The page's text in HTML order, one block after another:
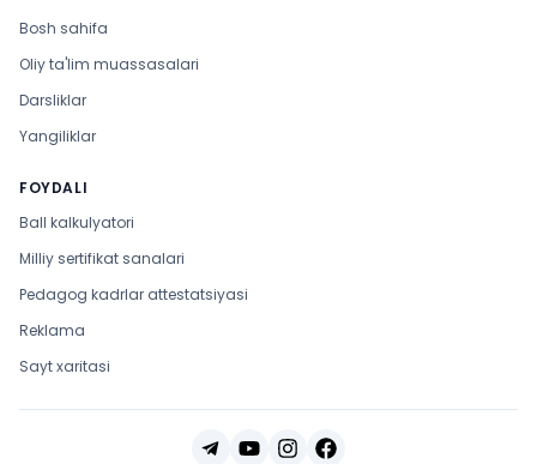
Bosh sahifa
Oliy ta'lim muassasalari
Darsliklar
Yangiliklar
FOYDALI
Ball kalkulyatori
Milliy sertifikat sanalari
Pedagog kadrlar attestatsiyasi
Reklama
Sayt xaritasi